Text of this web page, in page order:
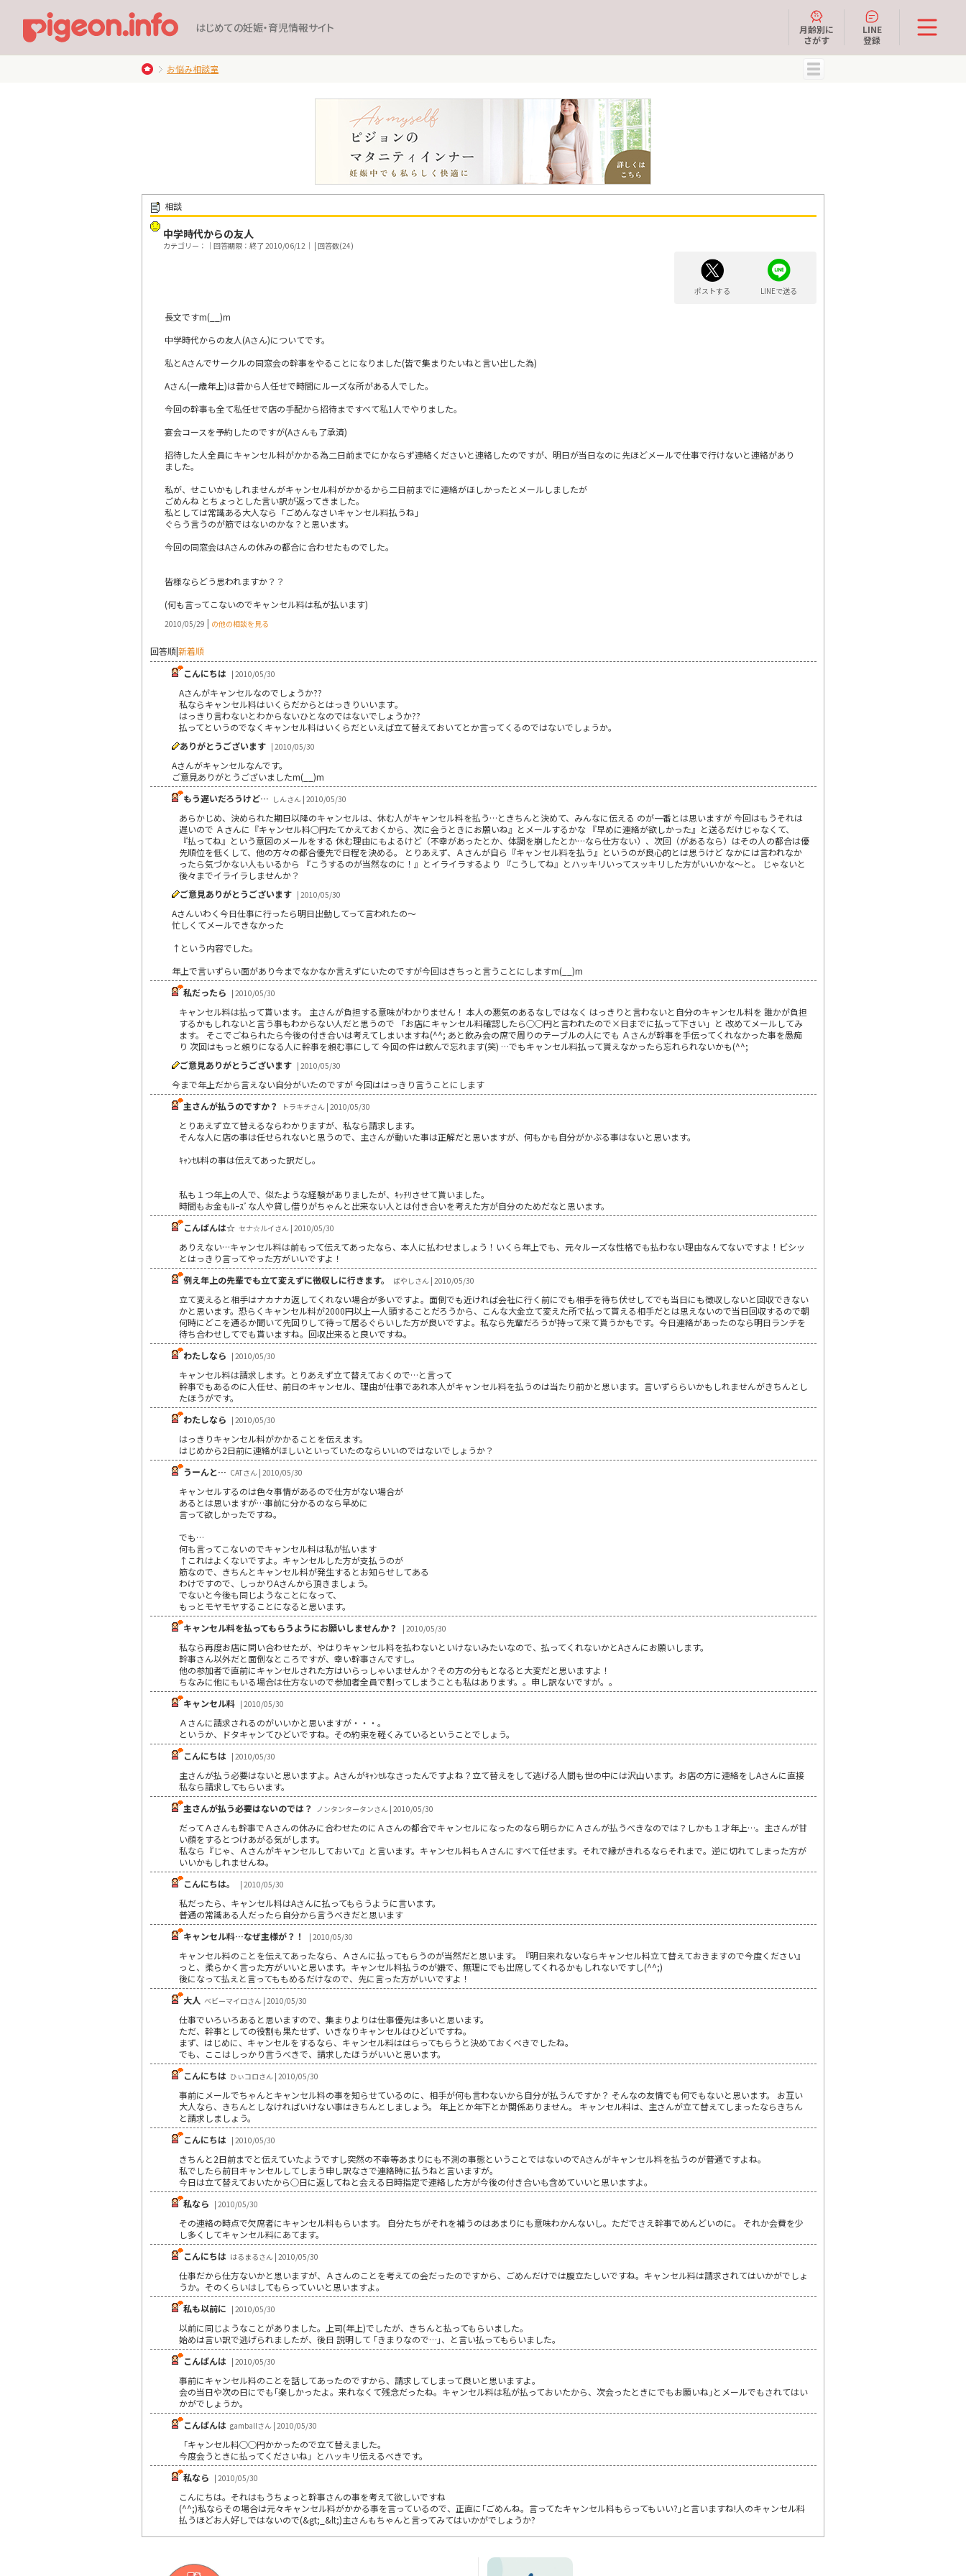
はじめての妊娠・育児情報サイト
月齢別に
さがす
LINE
登録
お悩み相談室
相談
中学時代からの友人
カテゴリー：｜回答期限：終了 2010/06/12｜ | 回答数(24)
ポストする LINEで送る
長文ですm(__)m
中学時代からの友人(Aさん)についてです。
私とAさんでサークルの同窓会の幹事をやることになりました(皆で集まりたいねと言い出した為)
Aさん(一歳年上)は昔から人任せで時間にルーズな所がある人でした。
今回の幹事も全て私任せで店の手配から招待まですべて私1人でやりました。
宴会コースを予約したのですが(Aさんも了承済)
招待した人全員にキャンセル料がかかる為二日前までにかならず連絡くださいと連絡したのですが、明日が当日なのに先ほどメールで仕事で行けないと連絡があり
ました。
私が、せこいかもしれませんがキャンセル料がかかるから二日前までに連絡がほしかったとメールしましたが
ごめんね とちょっとした言い訳が返ってきました。
私としては常識ある大人なら「ごめんなさいキャンセル料払うね｣
ぐらう言うのが筋ではないのかな？と思います。
今回の同窓会はAさんの休みの都合に合わせたものでした。
皆様ならどう思われますか？？
(何も言ってこないのでキャンセル料は私が払います)
2010/05/29 | の他の相談を見る
回答順|新着順
こんにちは | 2010/05/30
Aさんがキャンセルなのでしょうか??
私ならキャンセル料はいくらだからとはっきりいいます｡
はっきり言わないとわからないひとなのではないでしょうか??
払ってというのでなくキャンセル料はいくらだといえば立て替えておいてとか言ってくるのではないでしょうか｡
ありがとうございます | 2010/05/30
Aさんがキャンセルなんです。
ご意見ありがとうございましたm(__)m
もう遅いだろうけど… しんさん | 2010/05/30
あらかじめ、決められた期日以降のキャンセルは、休む人がキャンセル料を払う…ときちんと決めて、みんなに伝える のが一番とは思いますが 今回はもうそれは
遅いので Ａさんに『キャンセル料○円たてかえておくから、次に会うときにお願いね』とメールするかな 『早めに連絡が欲しかった』と送るだけじゃなくて、
『払ってね』という意図のメールをする 休む理由にもよるけど（不幸があったとか、体調を崩したとか…なら仕方ない）、次回（があるなら）はその人の都合は優
先順位を低くして、他の方々の都合優先で日程を決める。 とりあえず、Ａさんが自ら『キャンセル料を払う』というのが良心的とは思うけど なかには言われなか
ったら気づかない人もいるから 『こうするのが当然なのに！』とイライラするより 『こうしてね』とハッキリいってスッキリした方がいいかな～と。 じゃないと
後々までイライラしませんか？
ご意見ありがとうございます | 2010/05/30
Aさんいわく今日仕事に行ったら明日出勤してって言われたの～
忙しくてメールできなかった
↑という内容でした。
年上で言いずらい面があり今までなかなか言えずにいたのですが今回はきちっと言うことにしますm(__)m
私だったら | 2010/05/30
キャンセル料は払って貰います。 主さんが負担する意味がわかりません！ 本人の悪気のあるなしではなく はっきりと言わないと自分のキャンセル料を 誰かが負担
するかもしれないと言う事もわからない人だと思うので 「お店にキャンセル料確認したら○○円と言われたので×日までに払って下さい」と 改めてメールしてみ
ます。 そこでごねられたら今後の付き合いは考えてしまいますね(^^; あと飲み会の席で周りのテーブルの人にでも Ａさんが幹事を手伝ってくれなかった事を愚痴
り 次回はもっと頼りになる人に幹事を頼む事にして 今回の件は飲んで忘れます(笑) …でもキャンセル料払って貰えなかったら忘れられないかも(^^;
ご意見ありがとうございます | 2010/05/30
今まで年上だから言えない自分がいたのですが 今回ははっきり言うことにします
主さんが払うのですか？
トラキチさん | 2010/05/30
とりあえず立て替えるならわかりますが、私なら請求します。
そんな人に店の事は任せられないと思うので、主さんが動いた事は正解だと思いますが、何もかも自分がかぶる事はないと思います。
ｷｬﾝｾﾙ料の事は伝えてあった訳だし。
私も１つ年上の人で、似たような経験がありましたが、ｷｯﾁﾘさせて貰いました。
時間もお金もﾙｰｽﾞな人や貸し借りがちゃんと出来ない人とは付き合いを考えた方が自分のためだなと思います。
こんばんは☆ セナ☆ルイさん | 2010/05/30
ありえない…キャンセル料は前もって伝えてあったなら、本人に払わせましょう！いくら年上でも、元々ルーズな性格でも払わない理由なんてないですよ！ビシッ
とはっきり言ってやった方がいいですよ！
例え年上の先輩でも立て変えずに徴収しに行きます。
ばやしさん | 2010/05/30
立て変えると相手はナカナカ返してくれない場合が多いですよ。面倒でも近ければ会社に行く前にでも相手を待ち伏せしてでも当日にも徴収しないと回収できない
かと思います。恐らくキャンセル料が2000円以上一人頭することだろうから、こんな大金立て変えた所で払って貰える相手だとは思えないので当日回収するので朝
何時にどこを通るか聞いて先回りして待って居るぐらいした方が良いですよ。私なら先輩だろうが持って来て貰うかもです。今日連絡があったのなら明日ランチを
待ち合わせしてでも貰いますね。回収出来ると良いですね。
わたしなら | 2010/05/30
キャンセル料は請求します。とりあえず立て替えておくので…と言って
幹事でもあるのに人任せ、前日のキャンセル、理由が仕事であれ本人がキャンセル料を払うのは当たり前かと思います。言いずららいかもしれませんがきちんとし
たほうがです。
わたしなら | 2010/05/30
はっきりキャンセル料がかかることを伝えます。
はじめから2日前に連絡がほしいといっていたのならいいのではないでしょうか？
うーんと… CATさん | 2010/05/30
キャンセルするのは色々事情があるので仕方がない場合が
あるとは思いますが…事前に分かるのなら早めに
言って欲しかったですね。
でも…
何も言ってこないのでキャンセル料は私が払います
↑これはよくないですよ。キャンセルした方が支払うのが
筋なので、きちんとキャンセル料が発生するとお知らせしてある
わけですので、しっかりAさんから頂きましょう。
でないと今後も同じようなことになって、
もっとモヤモヤすることになると思います。
キャンセル料を払ってもらうようにお願いしませんか？
| 2010/05/30
私なら再度お店に問い合わせたが、やはりキャンセル料を払わないといけないみたいなので、払ってくれないかとAさんにお願いします。
幹事さん以外だと面倒なところですが、幸い幹事さんですし。
他の参加者で直前にキャンセルされた方はいらっしゃいませんか？その方の分もとなると大変だと思いますよ！
ちなみに他にもいる場合は仕方ないので参加者全員で割ってしまうことも私はあります。。申し訳ないですが。。
キャンセル料 | 2010/05/30
Ａさんに請求されるのがいいかと思いますが・・・。
というか、ドタキャンてひどいですね。その約束を軽くみているということでしょう。
こんにちは | 2010/05/30
主さんが払う必要はないと思いますよ。Aさんがｷｬﾝｾﾙなさったんですよね？立て替えをして逃げる人間も世の中には沢山います。お店の方に連絡をしAさんに直接
私なら請求してもらいます。
主さんが払う必要はないのでは？
ノンタンタータンさん | 2010/05/30
だってＡさんも幹事でＡさんの休みに合わせたのにＡさんの都合でキャンセルになったのなら明らかにＡさんが払うべきなのでは？しかも１才年上…。主さんが甘
い顔をするとつけあがる気がします。
私なら『じゃ、Ａさんがキャンセルしておいて』と言います。キャンセル料もＡさんにすべて任せます。それで縁がきれるならそれまで。逆に切れてしまった方が
いいかもしれませんね。
こんにちは。
| 2010/05/30
私だったら、キャンセル料はAさんに払ってもらうように言います。
普通の常識ある人だったら自分から言うべきだと思います
キャンセル料…なぜ主様が？！
| 2010/05/30
キャンセル料のことを伝えてあったなら、Ａさんに払ってもらうのが当然だと思います。『明日来れないならキャンセル料立て替えておきますので今度ください』
っと、柔らかく言った方がいいと思います。キャンセル料払うのが嫌で、無理にでも出席してくれるかもしれないですし(^^;)
後になって払えと言ってももめるだけなので、先に言った方がいいですよ！
大人 ベビーマイロさん | 2010/05/30
仕事でいろいろあると思いますので、集まりよりは仕事優先は多いと思います。
ただ、幹事としての役割も果たせず、いきなりキャンセルはひどいですね。
まず、はじめに、キャンセルをするなら、キャンセル料ははらってもらうと決めておくべきでしたね。
でも、ここはしっかり言うべきで、請求したほうがいいと思います。
こんにちは ひぃコロさん | 2010/05/30
事前にメールでちゃんとキャンセル料の事を知らせているのに、相手が何も言わないから自分が払うんですか？ そんなの友情でも何でもないと思います。 お互い
大人なら、きちんとしなければいけない事はきちんとしましょう。 年上とか年下とか関係ありません。 キャンセル料は、主さんが立て替えてしまったならきちん
と請求しましょう。
こんにちは | 2010/05/30
きちんと2日前までと伝えていたようですし突然の不幸等あまりにも不測の事態ということではないのでAさんがキャンセル料を払うのが普通ですよね。
私でしたら前日キャンセルしてしまう申し訳なさで連絡時に払うねと言いますが。
今日は立て替えておいたから○日に返してねと会える日時指定で連絡した方が今後の付き合いも含めていいと思いますよ。
私なら | 2010/05/30
その連絡の時点で欠席者にキャンセル料もらいます。 自分たちがそれを補うのはあまりにも意味わかんないし。ただでさえ幹事でめんどいのに。 それか会費を少
し多くしてキャンセル料にあてます。
こんにちは はるまるさん | 2010/05/30
仕事だから仕方ないかと思いますが、Ａさんのことを考えての会だったのですから、ごめんだけでは腹立たしいですね。キャンセル料は請求されてはいかがでしょ
うか。そのくらいはしてもらっていいと思いますよ。
私も以前に | 2010/05/30
以前に同じようなことがありました。上司(年上)でしたが、きちんと払ってもらいました。
始めは言い訳で逃げられましたが、後日 説明して ｢きまりなので…｣、と言い払ってもらいました。
こんばんは | 2010/05/30
事前にキャンセル料のことを話してあったのですから、請求してしまって良いと思いますよ。
会の当日や次の日にでも｢楽しかったよ。来れなくて残念だったね。キャンセル料は私が払っておいたから、次会ったときにでもお願いね｣とメールでもされてはい
かがでしょうか。
こんばんは gamballさん | 2010/05/30
「キャンセル料○○円かかったので立て替えました。
今度会うときに払ってくださいね」とハッキリ伝えるべきです。
私なら | 2010/05/30
こんにちは。それはもうちょっと幹事さんの事を考えて欲しいですね
(^^;)私ならその場合は元々キャンセル料がかかる事を言っているので、正直に｢ごめんね。言ってたキャンセル料もらってもいい?｣と言いますね!人のキャンセル料
払うほどお人好しではないので(&gt;_&lt;)主さんもちゃんと言ってみてはいかがでしょうか?